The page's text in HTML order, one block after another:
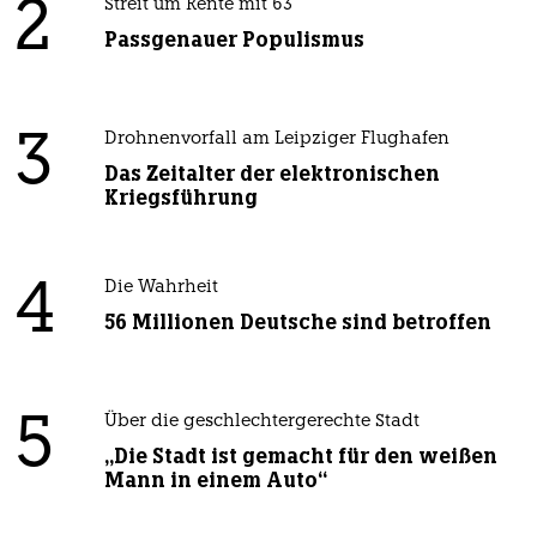
2 Streit um Rente mit 63
Passgenauer Populismus
3 Drohnenvorfall am Leipziger Flughafen
Das Zeitalter der elektronischen
Kriegsführung
4 Die Wahrheit
56 Millionen Deutsche sind betroffen
5 Über die geschlechtergerechte Stadt
„Die Stadt ist gemacht für den weißen
Mann in einem Auto“